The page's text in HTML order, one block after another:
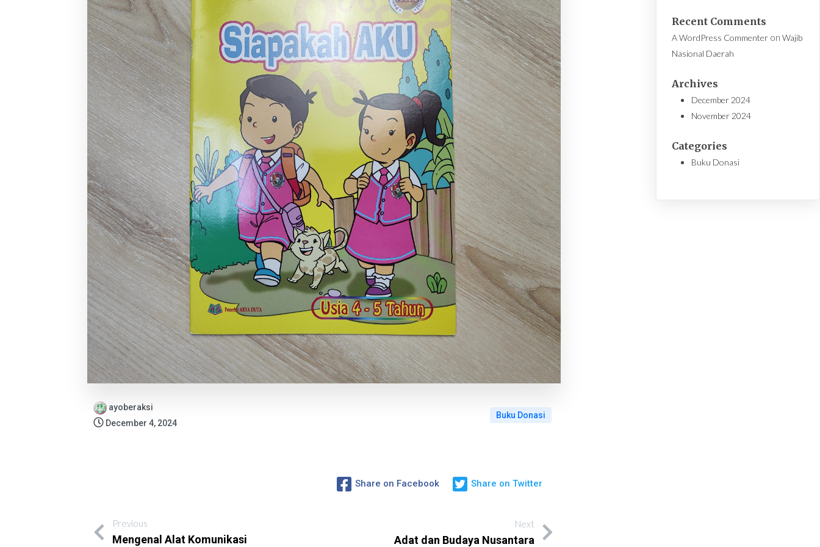
ayoberaksi
December 4, 2024
Buku Donasi
Share on Facebook Share on Twitter
Previous
Mengenal Alat Komunikasi
Next
Adat dan Budaya Nusantara
Recent Comments
A WordPress Commenter onWajib
Nasional Daerah
Archives
December 2024
November 2024
Categories
Buku Donasi